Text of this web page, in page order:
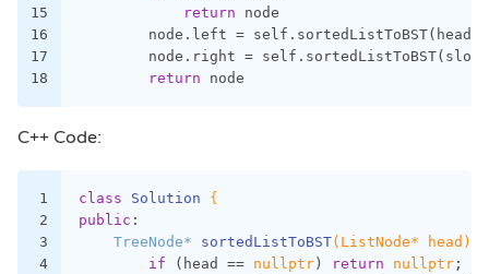
15
16
17
18
return node
        node.left = self.sortedListToBST(head)
node.right =
return node
C++ Code:
1
2
3
4
class Solution {
public :
TreeNode* sortedListToBST(ListNode* head)
if (head == nullptr ) return nullptr ;